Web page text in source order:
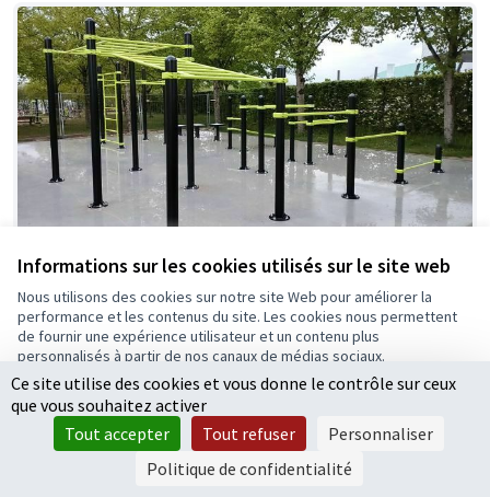
Informations sur les cookies utilisés sur le site web
Nous utilisons des cookies sur notre site Web pour améliorer la
performance et les contenus du site. Les cookies nous permettent
de fournir une expérience utilisateur et un contenu plus
personnalisés à partir de nos canaux de médias sociaux.
Tout accepter
Accepter seulement les cookies essentiels
Paramètres
Espace fitness lanière verte
Retenue
Trabelsi Radhouane
0 1
Ce site utilise des cookies et vous donne le contrôle sur ceux
que vous souhaitez activer
Tout accepter
Tout refuser
Personnaliser
Politique de confidentialité